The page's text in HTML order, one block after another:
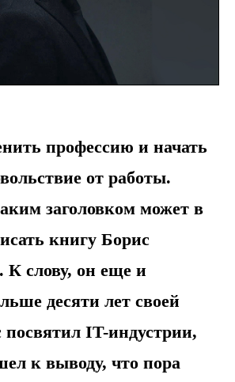
профессию и начать
от работы.
заголовком может в
книгу Борис
слову, он еще и
десяти лет своей
IT-индустрии,
к выводу, что пора